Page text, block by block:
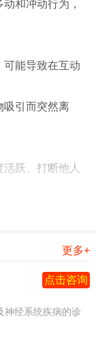
和冲动行为，
可能导致在互动
吸引而突然离
跃、打断他人
例如突然插
互动，尤其是需
)。
为，他们可能
更多+
神经系统疾病的诊
点击咨询